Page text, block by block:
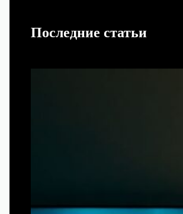
Последние статьи